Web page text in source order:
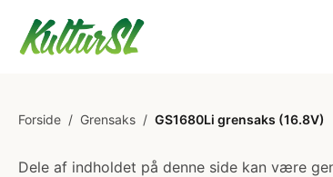
Forside / Grensaks / GS1680Li grensaks (16.8V)
Dele af indholdet på denne side kan være